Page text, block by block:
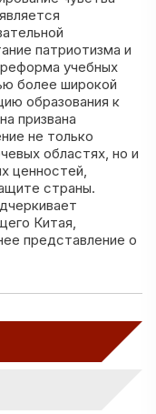
патриотизма и
учебных
более широкой
образования к
призвана
не только
областях, но и
ценностей,
страны.
Китая,
представление о